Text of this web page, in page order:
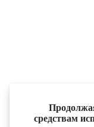
средствам